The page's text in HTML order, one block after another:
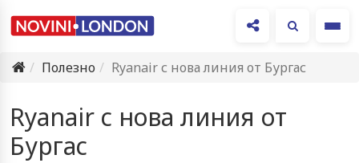
Полезно
Ryanair с нова линия от Бургас
Ryanair с нова линия от
Бургас